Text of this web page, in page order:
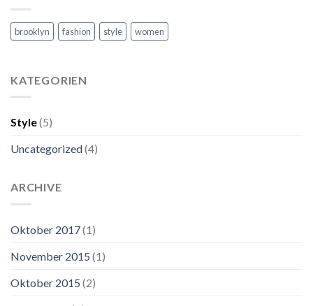
brooklyn fashion style women
KATEGORIEN
Style(5)
Uncategorized(4)
ARCHIVE
Oktober 2017(1)
November 2015 (1)
Oktober 2015 (2)